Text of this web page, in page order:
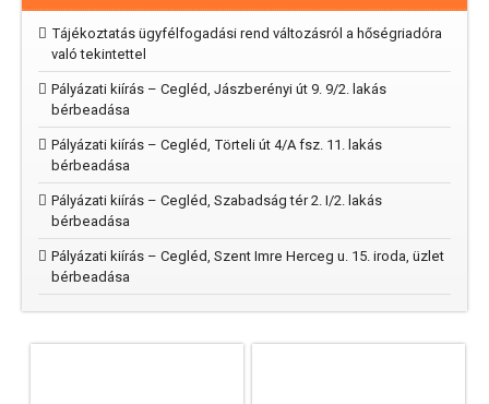
Tájékoztatás ügyfélfogadási rend változásról a hőségriadóra
való tekintettel
Pályázati kiírás – Cegléd, Jászberényi út 9. 9/2. lakás
bérbeadása
Pályázati kiírás – Cegléd, Törteli út 4/A fsz. 11. lakás
bérbeadása
Pályázati kiírás – Cegléd, Szabadság tér 2. I/2. lakás
bérbeadása
Pályázati kiírás – Cegléd, Szent Imre Herceg u. 15. iroda, üzlet
bérbeadása